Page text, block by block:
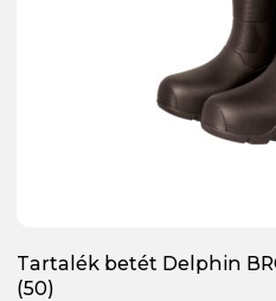
Tartalék betét Delphin
(50)